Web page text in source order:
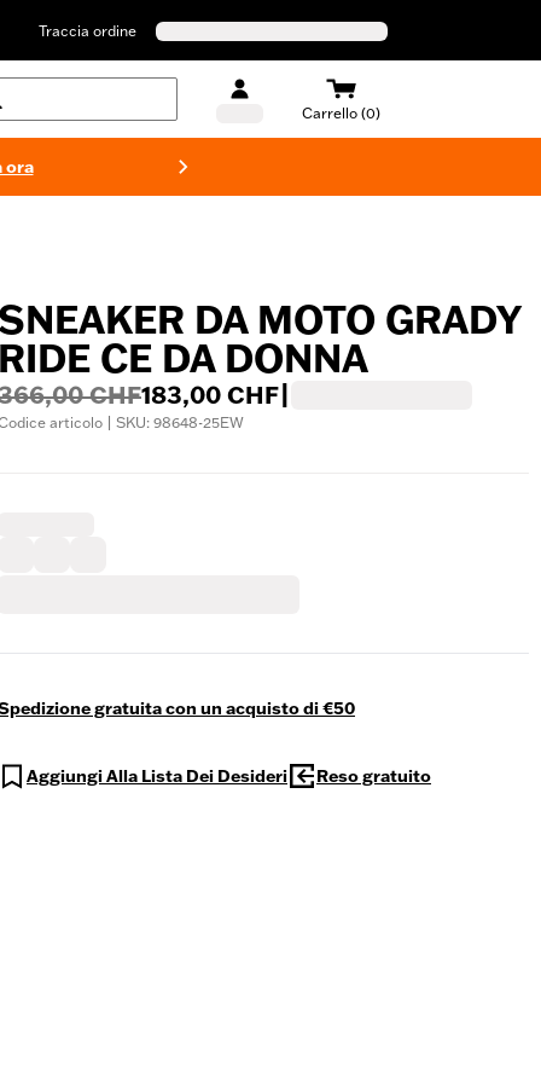
Traccia ordine
Carrello (0)
ora
DA MOTO GRADY
CE DA DONNA
CHF183,00 CHF
articolo | SKU: 98648-25EW
gratuita con un acquisto di €50
Aggiungi Alla Lista Dei Desideri Reso gratuito